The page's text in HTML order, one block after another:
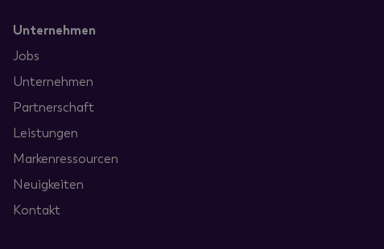
Unternehmen
Jobs
Unternehmen
Partnerschaft
Leistungen
Markenressourcen
Neuigkeiten
Kontakt